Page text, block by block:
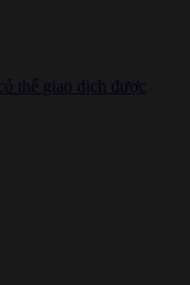
thể giao dịch được